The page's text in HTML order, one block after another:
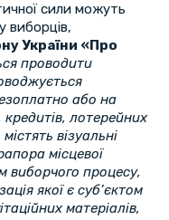
сили можуть
виборців,
України «Про
проводити
або на
кредитів, лотерейних
візуальні
місцевої
виборчого процесу,
якої є суб’єктом
матеріалів,